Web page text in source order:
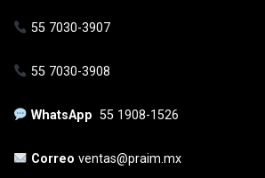
55 7030-3907
55 7030-3908
WhatsApp55 1908-1526
Correoventas@praim.mx